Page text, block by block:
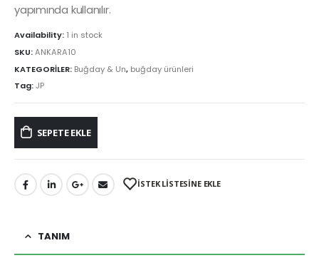
yapımında kullanılır.
Availability: 1 in stock
SKU:ANKARA10
KATEGORİLER: Buğday & Un, buğday ürünleri
Tag:JP
SEPETE EKLE
İSTEK LİSTESİNE EKLE
TANIM